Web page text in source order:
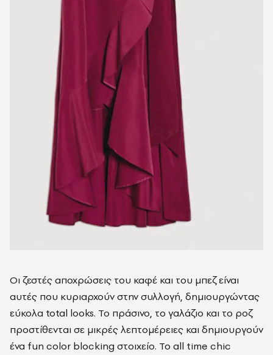
Οι ζεστές αποχρώσεις του καφέ και του μπεζ είναι
αυτές που κυριαρχούν στην συλλογή, δημιουργώντας
εύκολα total looks. Το πράσινο, το γαλάζιο και το ροζ
προστίθενται σε μικρές λεπτομέρειες και δημιουργούν
ένα fun color blocking στοιχείο. Το all time chic